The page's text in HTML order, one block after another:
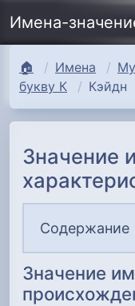
Имена-
🏠 Имена
букву К
Кэйдн
Значение
Содержание
Значение